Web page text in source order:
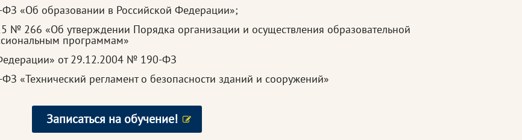
«Об образовании в Российской Федерации»;
№ 266 «Об утверждении Порядка организации и осуществления образовательной
программам»
от 29.12.2004 № 190-ФЗ
«Технический регламент о безопасности зданий и сооружений»
Записаться на обучение!